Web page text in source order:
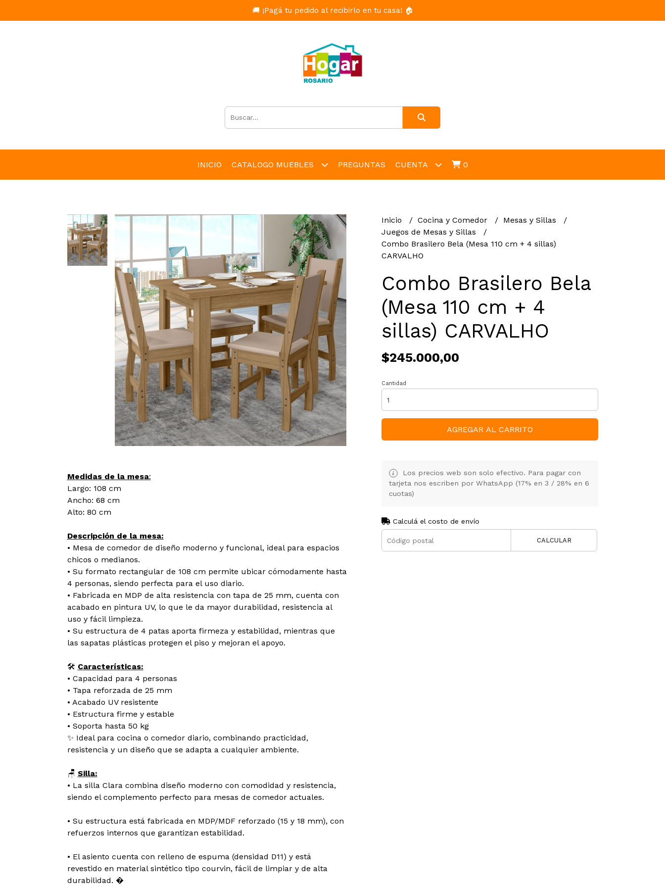
🚚 ¡Pagá tu pedido al recibirlo en tu casa! 🏠
INICIO CATALOGO MUEBLES PREGUNTAS CUENTA 0
Medidas de la mesa:
Largo: 108 cm
Ancho: 68 cm
Alto: 80 cm
Descripción de la mesa:
• Mesa de comedor de diseño moderno y funcional, ideal para espacios
chicos o medianos.
• Su formato rectangular de 108 cm permite ubicar cómodamente hasta
4 personas, siendo perfecta para el uso diario.
• Fabricada en MDP de alta resistencia con tapa de 25 mm, cuenta con
acabado en pintura UV, lo que le da mayor durabilidad, resistencia al
uso y fácil limpieza.
• Su estructura de 4 patas aporta firmeza y estabilidad, mientras que
las sapatas plásticas protegen el piso y mejoran el apoyo.
🛠️ Características:
• Capacidad para 4 personas
• Tapa reforzada de 25 mm
• Acabado UV resistente
• Estructura firme y estable
• Soporta hasta 50 kg
✨ Ideal para cocina o comedor diario, combinando practicidad,
resistencia y un diseño que se adapta a cualquier ambiente.
🪑 Silla:
• La silla Clara combina diseño moderno con comodidad y resistencia,
siendo el complemento perfecto para mesas de comedor actuales.
• Su estructura está fabricada en MDP/MDF reforzado (15 y 18 mm), con
refuerzos internos que garantizan estabilidad.
• El asiento cuenta con relleno de espuma (densidad D11) y está
revestido en material sintético tipo courvin, fácil de limpiar y de alta
durabilidad. �
Inicio Cocina y Comedor
Mesas y Sillas
Juegos de Mesas y Sillas
Combo Brasilero Bela (Mesa 110 cm + 4 sillas)
CARVALHO
Combo Brasilero Bela
(Mesa 110 cm + 4
sillas) CARVALHO
$245.000,00
Cantidad
AGREGAR AL CARRITO
Los precios web son solo efectivo. Para pagar con
tarjeta nos escriben por WhatsApp (17% en 3 / 28% en 6
cuotas)
Calculá el costo de envío
CALCULAR